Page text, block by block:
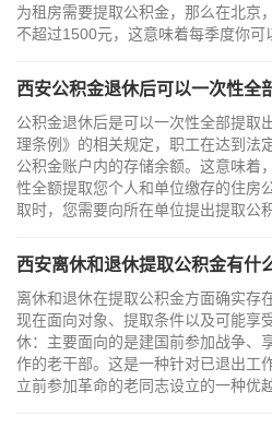
为租房需要提取公积金，那么在北京
不超过1500元，这意味着每季度你可
西安公积金退休后可以一次性全部提取
公积金退休后是可以一次性全部提取
理条例》的相关规定，职工在达到法
公积金账户内的存储余额。这意味着
性全额提取您个人和单位缴存的住房
取时，您需要向所在单位提出提取公
西安离休和退休提取公积金有什么区
离休和退休在提取公积金方面确实存
现在面向对象、提取条件以及可能享
休：主要面向的是建国前参加战争、
作的老干部。这是一种针对已退出工
立前参加革命的老同志设立的一种优